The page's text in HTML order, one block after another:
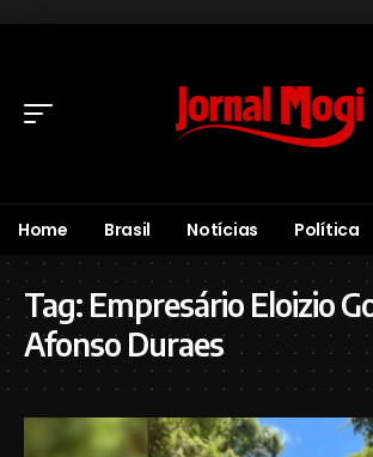
Home Brasil Notícias Política
Tag: Empresário Eloizio
Afonso Duraes